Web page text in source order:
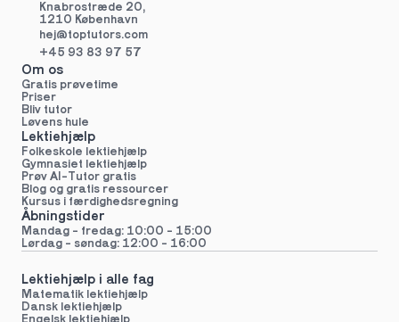
Knabrostræde 20,
1210 København
hej@toptutors.com
+45 93 83 97 57
Om os
Gratis prøvetime
Priser
Bliv tutor
Løvens hule
Lektiehjælp
Folkeskole lektiehjælp
Gymnasiet lektiehjælp
Prøv AI-Tutor gratis
Blog og gratis ressourcer
Kursus i færdighedsregning
Åbningstider
Mandag - fredag: 10:00 - 15:00
Lørdag - søndag: 12:00 - 16:00
Lektiehjælp i alle fag
Matematik lektiehjælp
Dansk lektiehjælp